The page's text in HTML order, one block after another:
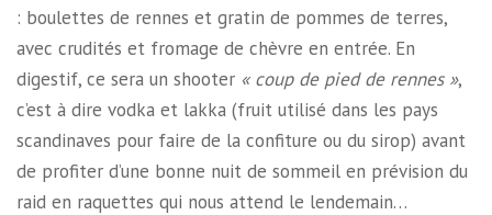
: boulettes de rennes et gratin de pommes de terres,
avec crudités et fromage de chèvre en entrée. En
digestif, ce sera un shooter « coup de pied de rennes »,
c’est à dire vodka et lakka (fruit utilisé dans les pays
scandinaves pour faire de la confiture ou du sirop) avant
de profiter d’une bonne nuit de sommeil en prévision du
raid en raquettes qui nous attend le lendemain…